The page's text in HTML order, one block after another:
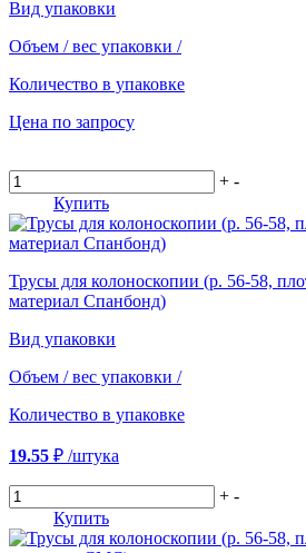
Вид упаковки
Объем / вес упаковки /
Количество в упаковке
Цена по запросу
+ -
Купить
Трусы для колоноскопии (р. 56-58,
материал Спанбонд)
Вид упаковки
Объем / вес упаковки /
Количество в упаковке
19.55 ₽ /штука
+ -
Купить